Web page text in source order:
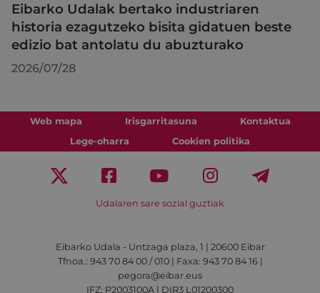
Eibarko Udalak bertako industriaren
historia ezagutzeko bisita gidatuen beste
edizio bat antolatu du abuzturako
2026/07/28
Web mapa Irisgarritasuna
Kontaktua
Lege-oharra
Cookien politika
Udalaren sare sozial guztiak
Eibarko Udala - Untzaga plaza, 1 | 20600 Eibar
Tfnoa.: 943 70 84 00 / 010 | Faxa: 943 70 84 16 |
pegora@eibar.eus
IFZ: P2003100A | DIR3 L01200300